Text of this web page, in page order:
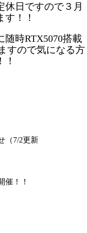
休日ですので３月
！！
時RTX5070搭載
すので気になる方
（7/2更新
催！！